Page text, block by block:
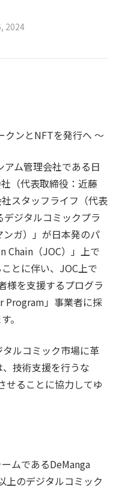
2024
クンとNFTを発行へ 〜
ム管理会社である日
（代表取締役：近藤
スタッフライフ（代表
ジタルコミックプラ
ンガ）」が日本発のパ
Chain（JOC）」上で
とに伴い、JOC上で
様を支援するプログラ
Program」事業者に採
。
タルコミック市場に革
技術支援を行うな
せることに協力してゆ
ムであるDeManga
上のデジタルコミック